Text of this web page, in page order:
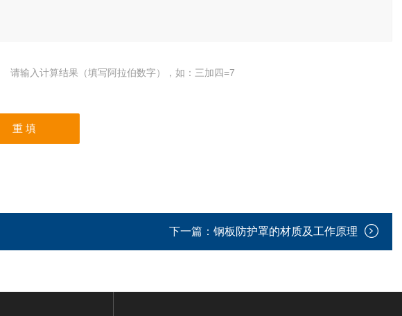
请输入计算结果（填写阿拉伯数字），如：三加四=7
下一篇： 钢板防护罩的材质及工作原理